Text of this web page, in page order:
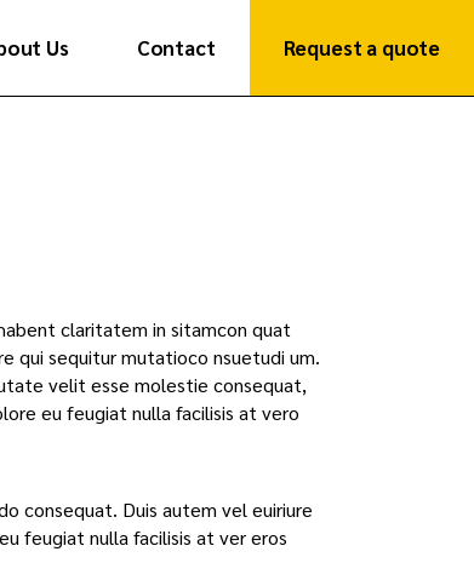
Us Contact Request a quote
Get in Touch
India Presence
claritatem in sitamcon quat
qui sequitur mutatioco nsuetudi um.
velit esse molestie consequat,
eu feugiat nulla facilisis at vero
consequat. Duis autem vel euiriure
feugiat nulla facilisis at ver eros